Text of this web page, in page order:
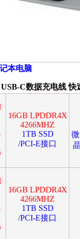
本电脑
C数据充电线
16GB LPDDR4X
4266MHZ
1TB SSD
/PCI-E接口
16GB LPDDR4X
4266MHZ
1TB SSD
/PCI-E接口